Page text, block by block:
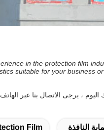
in the protection film
suitable for your business or
، يرجى الاتصال بنا عبر الهاتف
النافذة Film